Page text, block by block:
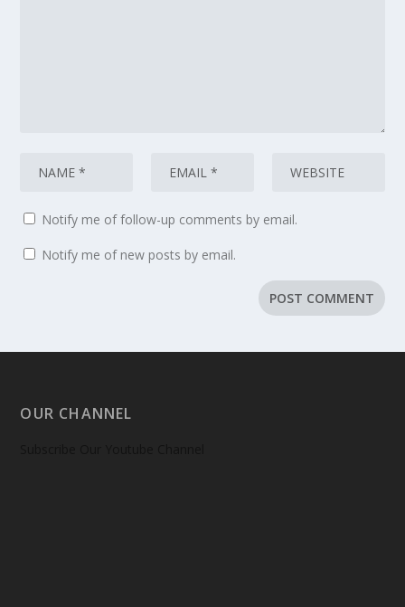
Notify me of follow-up comments by email.
Notify me of new posts by email.
OUR CHANNEL